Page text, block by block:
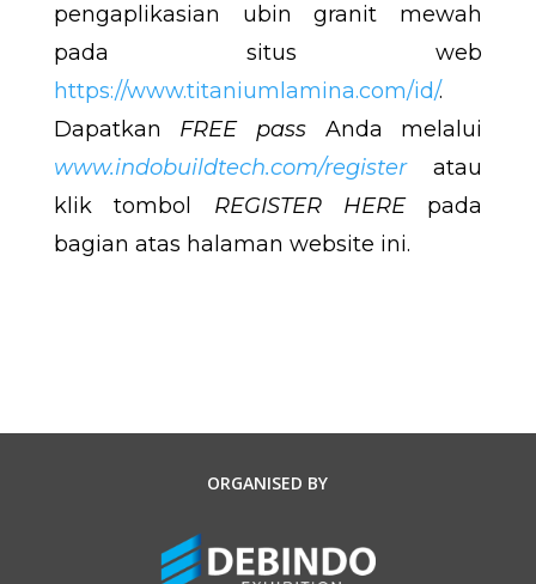
pengaplikasian ubin granit mewah
pada situs web
https://www.titaniumlamina.com/id/.
Dapatkan FREE pass Anda melalui
www.indobuildtech.com/registeratau
klik tombol REGISTER HEREpada
bagian atas halaman website ini.
ORGANISED BY